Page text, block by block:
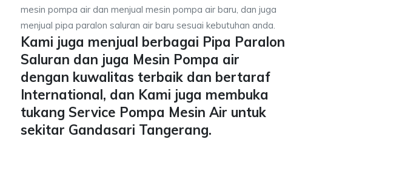
mesin pompa air dan menjual mesin pompa air baru, dan juga
menjual pipa paralon saluran air baru sesuai kebutuhan anda.
Kami juga menjual berbagai Pipa Paralon
Saluran dan juga Mesin Pompa air
dengan kuwalitas terbaik dan bertaraf
International, dan Kami juga membuka
tukang Service Pompa Mesin Air untuk
sekitar Gandasari Tangerang.